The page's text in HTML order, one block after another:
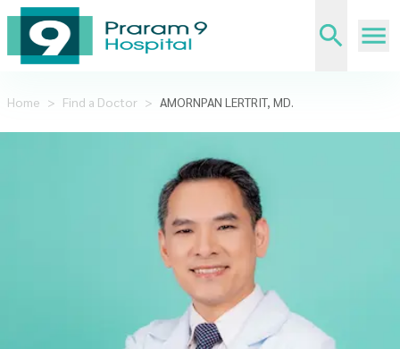
Home > Find a Doctor > AMORNPAN LERTRIT, MD.